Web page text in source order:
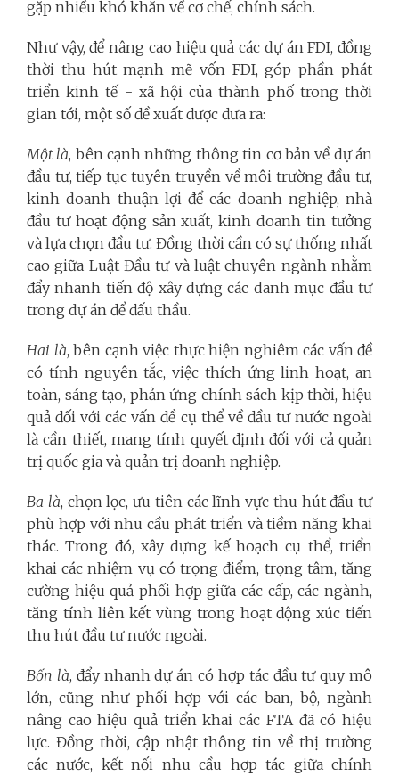
gặp nhiều khó khăn về cơ chế, chính sách.
Như vậy, để nâng cao hiệu quả các dự án FDI, đồng
thời thu hút mạnh mẽ vốn FDI, góp phần phát
triển kinh tế - xã hội của thành phố trong thời
gian tới, một số đề xuất được đưa ra:
Một là, bên cạnh những thông tin cơ bản về dự án
đầu tư, tiếp tục tuyên truyền về môi trường đầu tư,
kinh doanh thuận lợi để các doanh nghiệp, nhà
đầu tư hoạt động sản xuất, kinh doanh tin tưởng
và lựa chọn đầu tư. Đồng thời cần có sự thống nhất
cao giữa Luật Đầu tư và luật chuyên ngành nhằm
đẩy nhanh tiến độ xây dựng các danh mục đầu tư
trong dự án để đấu thầu.
Hai là, bên cạnh việc thực hiện nghiêm các vấn đề
có tính nguyên tắc, việc thích ứng linh hoạt, an
toàn, sáng tạo, phản ứng chính sách kịp thời, hiệu
quả đối với các vấn đề cụ thể về đầu tư nước ngoài
là cần thiết, mang tính quyết định đối với cả quản
trị quốc gia và quản trị doanh nghiệp.
Ba là, chọn lọc, ưu tiên các lĩnh vực thu hút đầu tư
phù hợp với nhu cầu phát triển và tiềm năng khai
thác. Trong đó, xây dựng kế hoạch cụ thể, triển
khai các nhiệm vụ có trọng điểm, trọng tâm, tăng
cường hiệu quả phối hợp giữa các cấp, các ngành,
tăng tính liên kết vùng trong hoạt động xúc tiến
thu hút đầu tư nước ngoài.
Bốn là, đẩy nhanh dự án có hợp tác đầu tư quy mô
lớn, cũng như phối hợp với các ban, bộ, ngành
nâng cao hiệu quả triển khai các FTA đã có hiệu
lực. Đồng thời, cập nhật thông tin về thị trường
các nước, kết nối nhu cầu hợp tác giữa chính